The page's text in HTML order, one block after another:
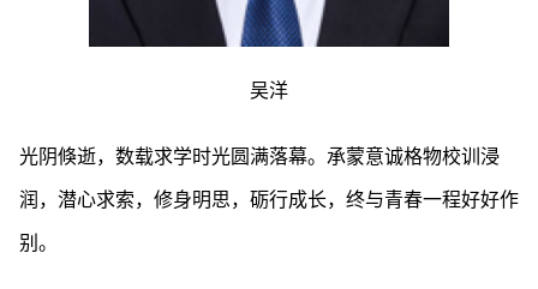
吴洋
光阴倏逝，数载求学时光圆满落幕。承蒙意诚格物校训浸
润，潜心求索，修身明思，砺行成长，终与青春一程好好作
别。